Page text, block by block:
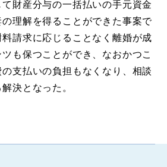
財産分与の一括払いの手元資金
理解を得ることができた事案で
請求に応じることなく離婚が成
も保つことができ、なおかつこ
支払いの負担もなくなり、相談
決となった。